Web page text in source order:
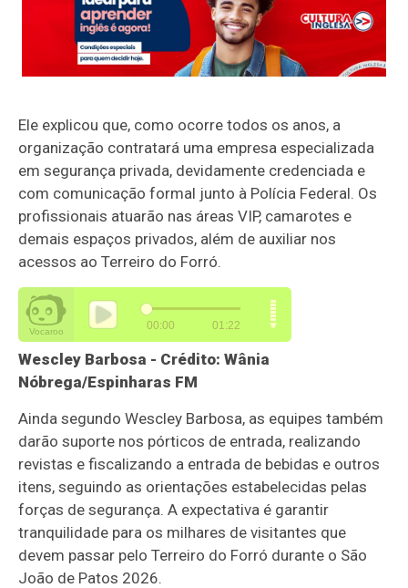
Ele explicou que, como ocorre todos os anos, a
organização contratará uma empresa especializada
em segurança privada, devidamente credenciada e
com comunicação formal junto à Polícia Federal. Os
profissionais atuarão nas áreas VIP, camarotes e
demais espaços privados, além de auxiliar nos
acessos ao Terreiro do Forró.
Wescley Barbosa - Crédito: Wânia
Nóbrega/Espinharas FM
Ainda segundo Wescley Barbosa, as equipes também
darão suporte nos pórticos de entrada, realizando
revistas e fiscalizando a entrada de bebidas e outros
itens, seguindo as orientações estabelecidas pelas
forças de segurança. A expectativa é garantir
tranquilidade para os milhares de visitantes que
devem passar pelo Terreiro do Forró durante o São
João de Patos 2026.